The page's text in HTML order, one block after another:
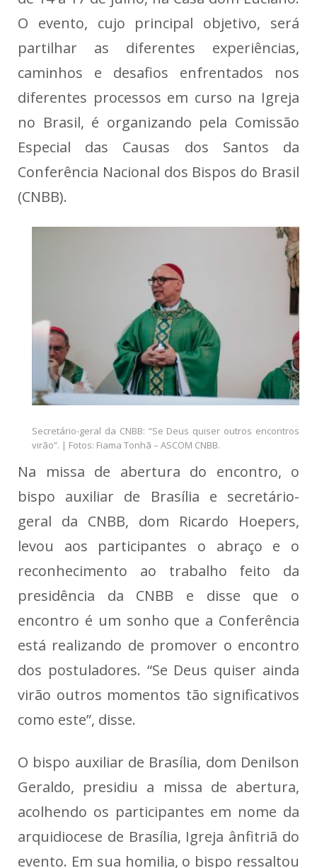
O evento, cujo principal objetivo, será
partilhar as diferentes experiências,
caminhos e desafios enfrentados nos
diferentes processos em curso na Igreja
no Brasil, é organizando pela Comissão
Especial das Causas dos Santos da
Conferência Nacional dos Bispos do Brasil
(CNBB).
Secretário-geral da CNBB: “Se Deus quiser outros encontros
virão”. | Fotos: Fiama Tonhã – ASCOM CNBB.
Na missa de abertura do encontro, o
bispo auxiliar de Brasília e secretário-
geral da CNBB, dom Ricardo Hoepers,
levou aos participantes o abraço e o
reconhecimento ao trabalho feito da
presidência da CNBB e disse que o
encontro é um sonho que a Conferência
está realizando de promover o encontro
dos postuladores. “Se Deus quiser ainda
virão outros momentos tão significativos
como este”, disse.
O bispo auxiliar de Brasília, dom Denilson
Geraldo, presidiu a missa de abertura,
acolhendo os participantes em nome da
arquidiocese de Brasília, Igreja ânfitriã do
evento. Em sua homilia, o bispo ressaltou